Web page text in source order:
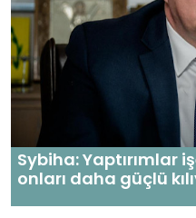
Sybiha: Yaptırımlar
onları daha güçlü